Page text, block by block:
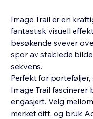
Image Trail er en
fantastisk visuell
besøkende svever
spor av stablede
sekvens.
Perfekt for
Image Trail fascinerer
engasjert. Velg
merket ditt, og bruk